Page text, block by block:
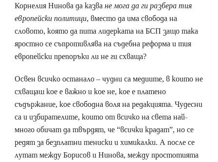
Корнелия Нинова да казване мога да ги разбера тия
европейски политици, вместо да има свобода на
словото, която да пита лидерката на БСП защо така
яростно се съпротивлява на съдебна реформа и тия
европейски препоръки ли не ги схваща?
Освен всичко останало – чудни са медиите, в които не
схващаш кое е важно и кое не, кое е платено
съдържание, кое свободна воля на редакцията. Чудесни
са и избирателите, които от всичко на света най-
много обичат да твърдят, че “всички крадат”, но се
редят за безплатни тениски и химикалки. А после се
лутат между Борисов и Нинова, между простотията